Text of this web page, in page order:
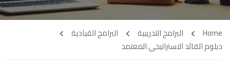
Home البرامج التدريبية
البرامج القيادية
دبلوم القائد الاستراتيجي المعتمد